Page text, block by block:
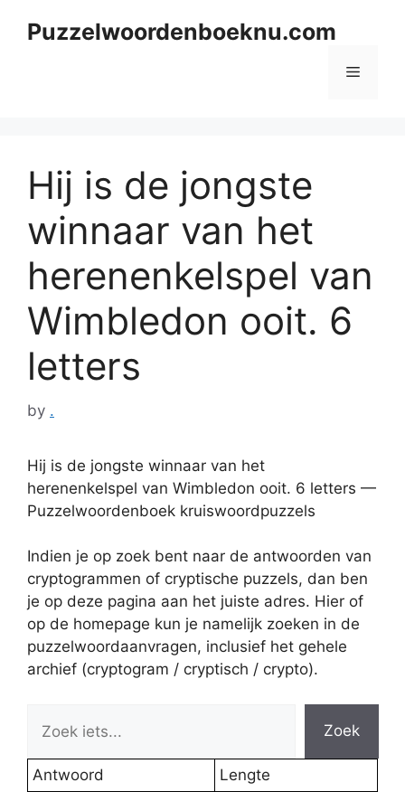
Puzzelwoordenboeknu.com
Menu
Hij is de jongste
winnaar van het
herenenkelspel van
Wimbledon ooit. 6
letters
by .
Hij is de jongste winnaar van het
herenenkelspel van Wimbledon ooit. 6 letters —
Puzzelwoordenboek kruiswoordpuzzels
Indien je op zoek bent naar de antwoorden van
cryptogrammen of cryptische puzzels, dan ben
je op deze pagina aan het juiste adres. Hier of
op de homepage kun je namelijk zoeken in de
puzzelwoordaanvragen, inclusief het gehele
archief (cryptogram / cryptisch / crypto).
Zoek
Antwoord
Lengte